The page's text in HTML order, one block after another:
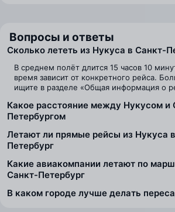
Вопросы и ответы
Сколько лететь из Нукуса в Санкт-
В среднем полёт длится 15 часов 10
время зависит от конкретного рейса.
ищите в разделе «Общая информация о
Какое расстояние между Нукусом и
Петербургом
Летают ли прямые рейсы из Нукуса
Петербург
Какие авиакомпании летают по
Санкт-Петербург
В каком городе лучше делать